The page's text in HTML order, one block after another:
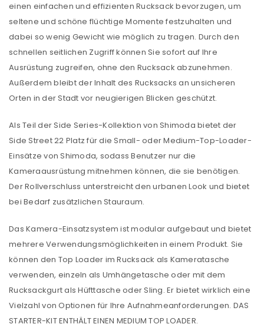
einen einfachen und effizienten Rucksack bevorzugen, um
seltene und schöne flüchtige Momente festzuhalten und
dabei so wenig Gewicht wie möglich zu tragen. Durch den
schnellen seitlichen Zugriff können Sie sofort auf Ihre
Ausrüstung zugreifen, ohne den Rucksack abzunehmen.
Außerdem bleibt der Inhalt des Rucksacks an unsicheren
Orten in der Stadt vor neugierigen Blicken geschützt.
Als Teil der Side Series-Kollektion von Shimoda bietet der
Side Street 22 Platz für die Small- oder Medium-Top-Loader-
Einsätze von Shimoda, sodass Benutzer nur die
Kameraausrüstung mitnehmen können, die sie benötigen.
Der Rollverschluss unterstreicht den urbanen Look und bietet
bei Bedarf zusätzlichen Stauraum.
Das Kamera-Einsatzsystem ist modular aufgebaut und bietet
mehrere Verwendungsmöglichkeiten in einem Produkt. Sie
können den Top Loader im Rucksack als Kameratasche
verwenden, einzeln als Umhängetasche oder mit dem
Rucksackgurt als Hüfttasche oder Sling. Er bietet wirklich eine
Vielzahl von Optionen für Ihre Aufnahmeanforderungen. DAS
STARTER-KIT ENTHÄLT EINEN MEDIUM TOP LOADER.